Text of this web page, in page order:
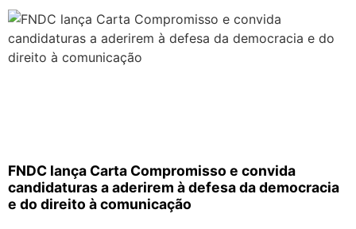
FNDC lança Carta Compromisso e convida
candidaturas a aderirem à defesa da democracia
e do direito à comunicação